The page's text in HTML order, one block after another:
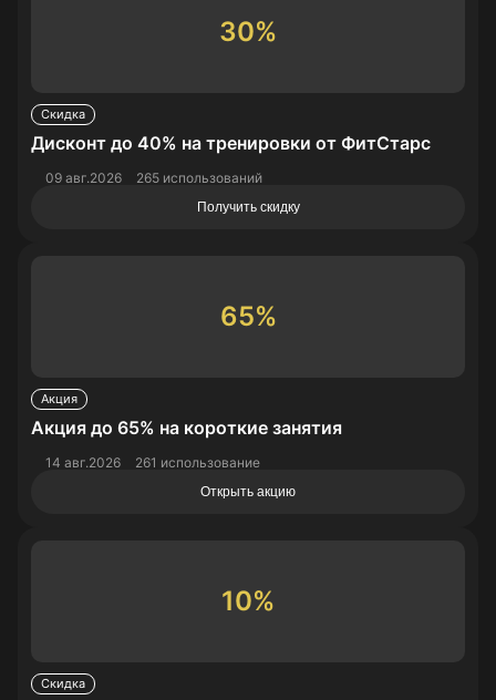
30%
Скидка
Дисконт до 40% на тренировки от ФитСтарс
09 авг.2026 265 использований
Получить скидку
65%
Акция
Акция до 65% на короткие занятия
14 авг.2026 261 использование
Открыть акцию
10%
Скидка